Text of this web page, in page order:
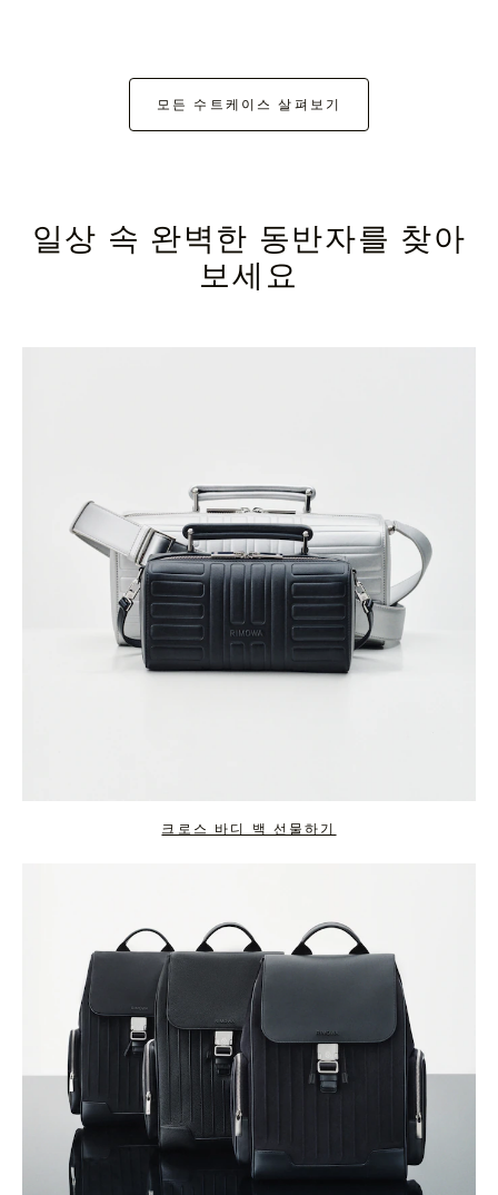
모든 수트케이스 살펴보기
일상 속 완벽한 동반자를 찾아
보세요
크로스 바디 백 선물하기